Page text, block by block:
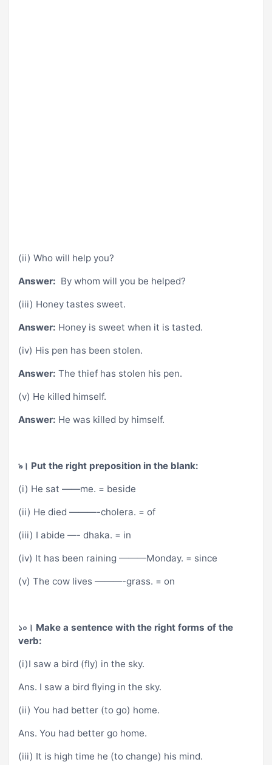
(ii) Who will help you?
Answer: By whom will you be helped?
(iii) Honey tastes sweet.
Answer: Honey is sweet when it is tasted.
(iv) His pen has been stolen.
Answer: The thief has stolen his pen.
(v) He killed himself.
Answer: He was killed by himself.
৯। Put the right preposition in the blank:
(i) He sat ——me. = beside
(ii) He died ———-cholera. = of
(iii) I abide —- dhaka. = in
(iv) It has been raining ———Monday. = since
(v) The cow lives ———-grass. = on
১০। Make a sentence with the right forms of the
verb:
(i)I saw a bird (fly) in the sky.
Ans. I saw a bird flying in the sky.
(ii) You had better (to go) home.
Ans. You had better go home.
(iii) It is high time he (to change) his mind.